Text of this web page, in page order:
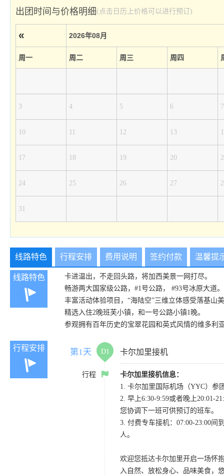
出团时间与价格明细(点击日历上价格可以进行预订)
« 2026年08月
周一 周二 周三 周四
3 4 5 6 7
10 11 12 13
17 18 19 20
24 25 26 27
31
线路特色 行程安排 费用说明 签约付款 温馨提
线路特色
卡进温出，不走回头路，将加西美景一网打尽。
畅游两大国家级公路，#1号公路， #93号冰原大道。
丰富活动体验项目，“海陆空”三维立体感受落基山
精选入住2晚班芙小镇，和一号公路小镇1晚。
参观拥有百年历史的宝翠花园和英式风情的维多利
行程安排 第1天 D1 卡尔加里接机
行程
卡尔加里接机信息：
1. 卡尔加里国际机场（YYC）参
2. 早上6:30-9:59或者晚上20:01-
您协调下一班可供预订的班车。
3. 付费专车接机：07:00-23:00间
人。
欢迎您抵达卡尔加里开启一场怀
入自然、放松身心、品味美食，